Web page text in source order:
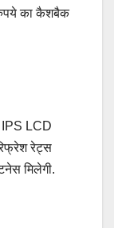
का कैशबैक
LCD
रेट्स
मिलेगी.